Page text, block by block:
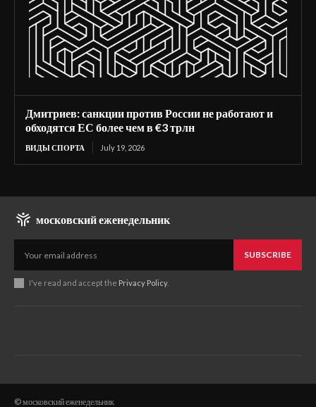
Дмитриев: санкции против России не работают и
обходятся ЕС более чем в €3 трлн
ВИДЫ СПОРТА July 19, 2026
московский еженедельник
SUBSCRIBE
I've read and accept the Privacy Policy.
© московский еженедельник